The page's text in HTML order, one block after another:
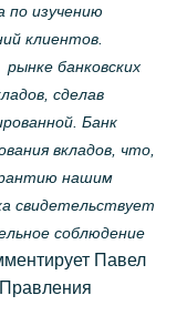
по изучению
клиентов.
банковских
сделав
Банк
вкладов, что,
нашим
свидетельствует
соблюдение
Павел